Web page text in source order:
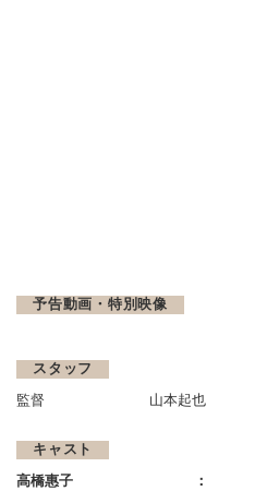
予告動画・特別映像
スタッフ
監督 山本起也
キャスト
高橋惠子